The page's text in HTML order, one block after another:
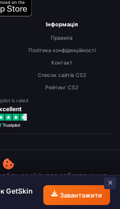
Інформація
Правила
Політика конфіденційності
Контакт
Список сайтів CS2
Рейтинг CS2
is rated
Безкоштовні Robux
Усі права захищені.
cookie для забезпечення
Дізнатися більше
GetSkin
Завантажити